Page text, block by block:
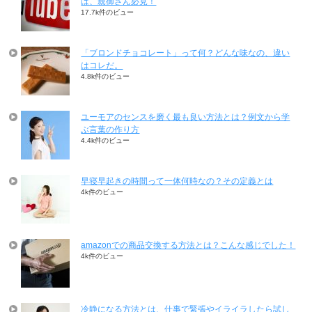
17.7k件のビュー
「ブロンドチョコレート」って何？どんな味なの、違い
はコレだ。
4.8k件のビュー
ユーモアのセンスを磨く最も良い方法とは？例文から学
ぶ言葉の作り方
4.4k件のビュー
早寝早起きの時間って一体何時なの？その定義とは
4k件のビュー
amazonでの商品交換する方法とは？こんな感じでした！
4k件のビュー
冷静になる方法とは、仕事で緊張やイライラしたら試し